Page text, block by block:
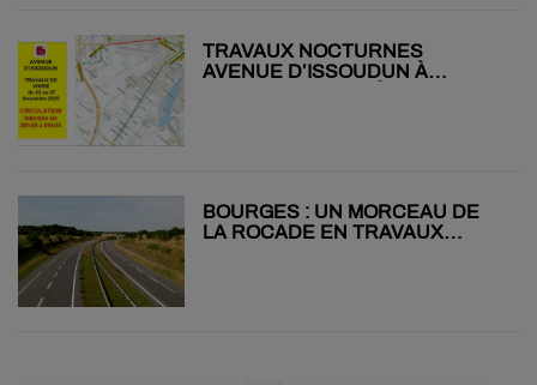
TRAVAUX NOCTURNES
AVENUE D’ISSOUDUN À
BOURGES : UN MORCEAU DE
LA ROCADE EN TRAVAUX